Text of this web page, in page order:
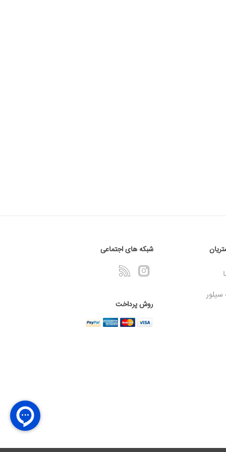
سیلور
شبکه های اجتماعی
روش پرداخت